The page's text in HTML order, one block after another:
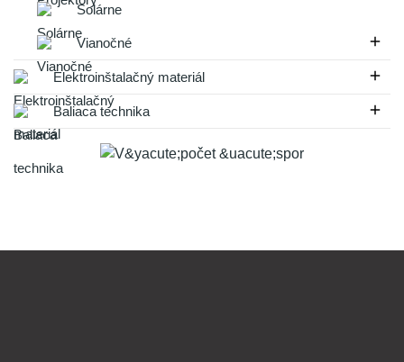
Solárne
Vianočné 
Elektroinštalačný materiál 
Baliaca technika 